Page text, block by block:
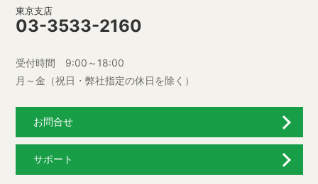
東京支店
03-3533-2160
受付時間 9:00～18:00
月～金（祝日・弊社指定の休日を除く）
お問合せ
サポート